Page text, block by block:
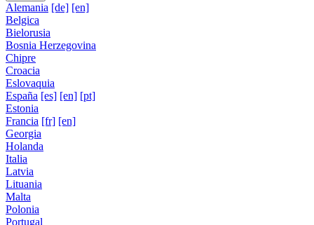
Alemania [de] [en]
Belgica
Bielorusia
Bosnia Herzegovina
Chipre
Croacia
Eslovaquia
España [es] [en] [pt]
Estonia
Francia [fr] [en]
Georgia
Holanda
Italia
Latvia
Lituania
Malta
Polonia
Portugal